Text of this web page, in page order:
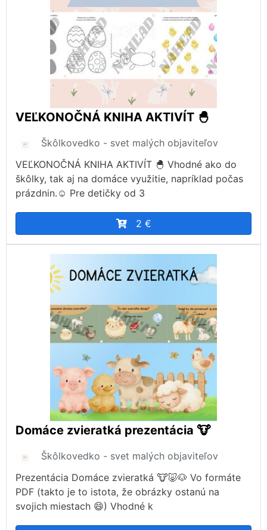
VEĽKONOČNÁ KNIHA AKTIVÍT 🐣
Škôlkovedko - svet malých objaviteľov
VEĽKONOČNÁ KNIHA AKTIVÍT 🐣 Vhodné ako do
škôlky, tak aj na domáce využitie, napríklad počas
prázdnin.☺️ Pre detičky od 3
2 €
Domáce zvieratká prezentácia 🐮
Škôlkovedko - svet malých objaviteľov
Prezentácia Domáce zvieratká 🐮🐷🐶 Vo formáte
PDF (takto je to istota, že obrázky ostanú na
svojich miestach 😄) Vhodné k